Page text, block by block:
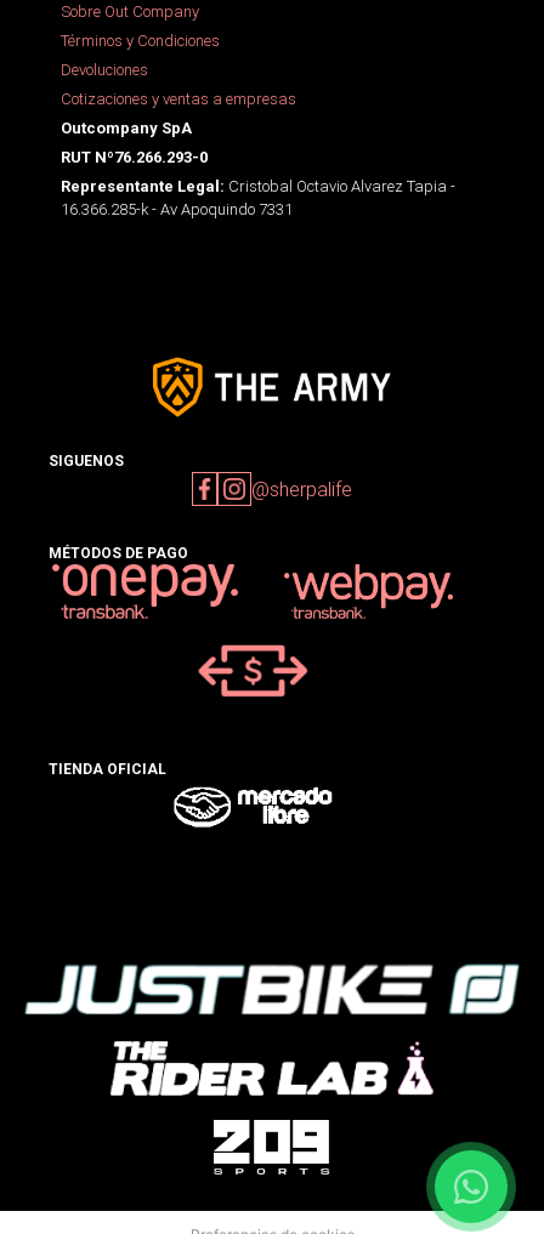
Sobre Out Company
Términos y Condiciones
Devoluciones
Cotizaciones y ventas a empresas
Outcompany SpA
RUT Nº76.266.293-0
Representante Legal: Cristobal Octavio Alvarez Tapia -
16.366.285-k - Av Apoquindo 7331
SIGUENOS
@sherpalife
MÉTODOS DE PAGO
TIENDA OFICIAL